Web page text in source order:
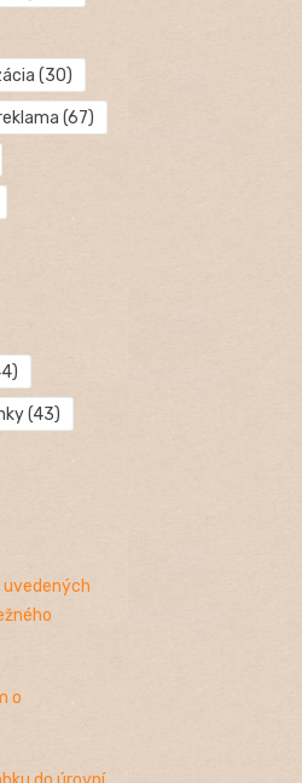
(30)
(67)
(43)
uvedených
o